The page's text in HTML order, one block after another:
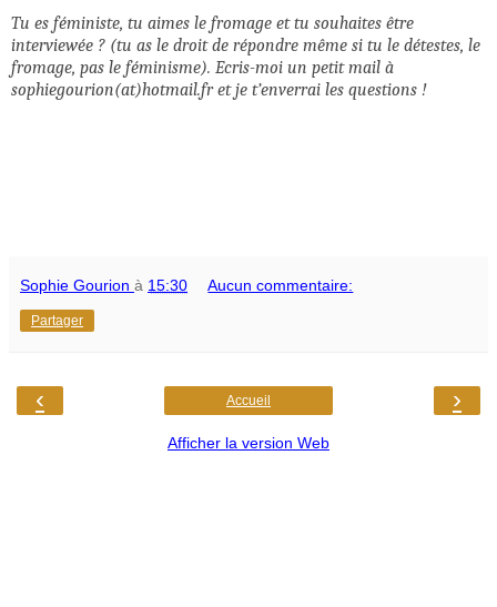
Tu es féministe, tu aimes le fromage et tu souhaites être
interviewée ? (tu as le droit de répondre même si tu le détestes, le
fromage, pas le féminisme). Ecris-moi un petit mail à
sophiegourion(at)hotmail.fr et je t’enverrai les questions !
Sophie Gourion à 15:30 Aucun commentaire:
Partager
‹ ›
Accueil
Afficher la version Web